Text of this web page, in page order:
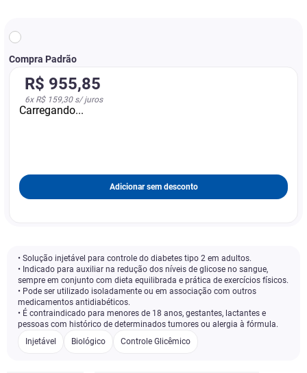
Compra Padrão
R$ 955,85
6x R$ 159,30s/ juros
Carregando...
Adicionar sem desconto
• Solução injetável para controle do diabetes tipo 2 em adultos.
• Indicado para auxiliar na redução dos níveis de glicose no sangue,
sempre em conjunto com dieta equilibrada e prática de exercícios físicos.
• Pode ser utilizado isoladamente ou em associação com outros
medicamentos antidiabéticos.
• É contraindicado para menores de 18 anos, gestantes, lactantes e
pessoas com histórico de determinados tumores ou alergia à fórmula.
Injetável
Biológico Controle Glicêmico